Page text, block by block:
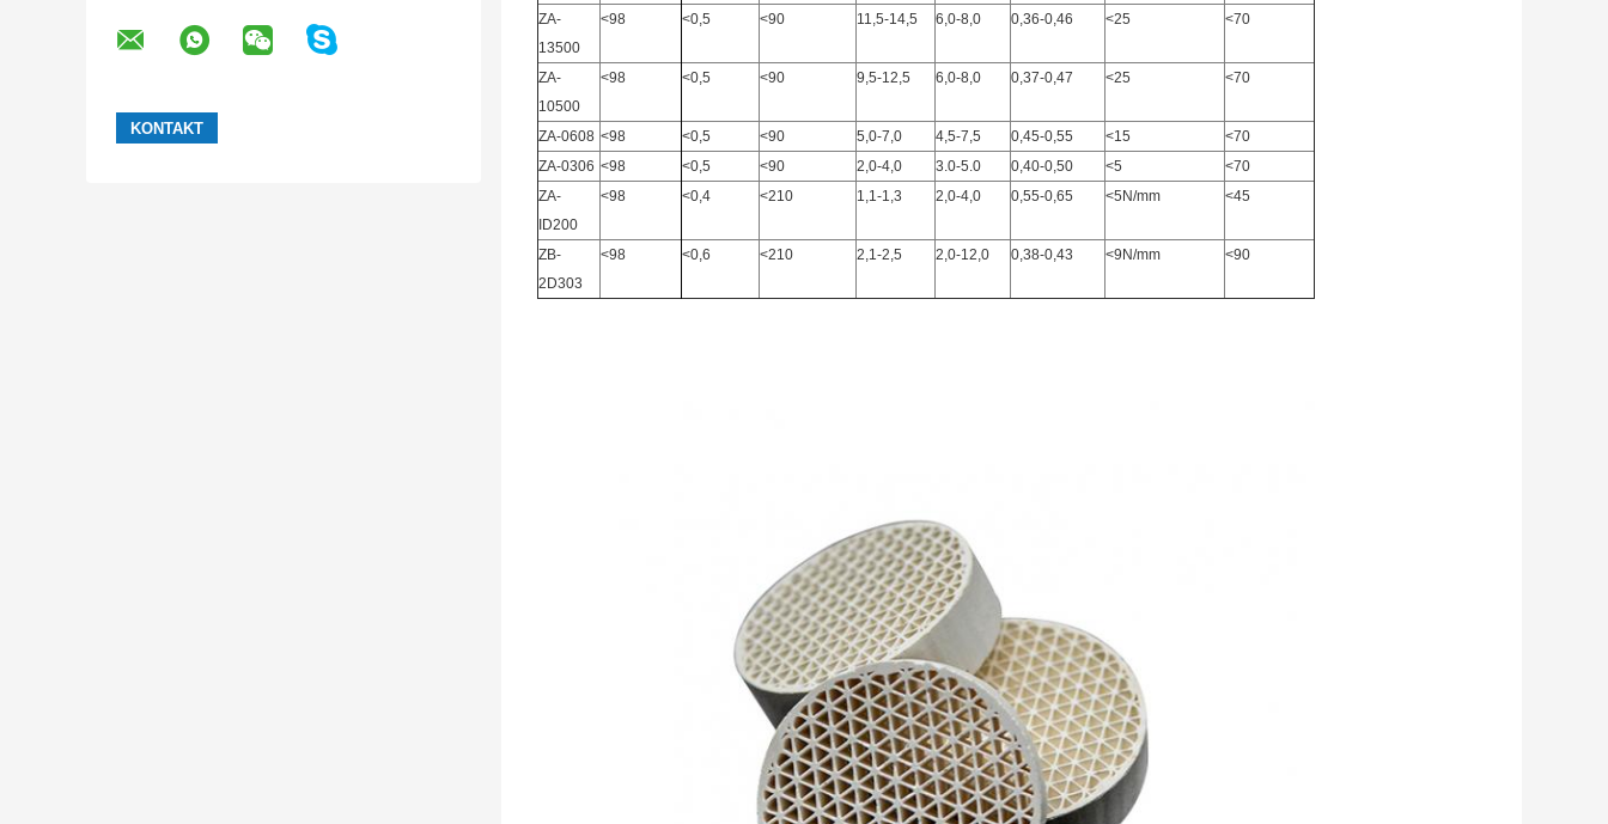
ZA-
13500
<98 <0,5 <90 11,5-14,5 6,0-8,0 0,36-0,46 <25 <70
ZA-
10500
<98 <0,5 <90 9,5-12,5 6,0-8,0 0,37-0,47 <25 <70
ZA-0608 <98 <0,5 <90 5,0-7,0 4,5-7,5 0,45-0,55 <15
<70
ZA-0306 <98 <0,5 <90 2,0-4,0 3.0-5.0 0,40-0,50 <5
<70
ZA-
ID200
<98 <0,4 <210 1,1-1,3 2,0-4,0 0,55-0,65 <5N/mm <45
ZB-
2D303
<98 <0,6 <210 2,1-2,5 2,0-12,0 0,38-0,43 <9N/mm <90